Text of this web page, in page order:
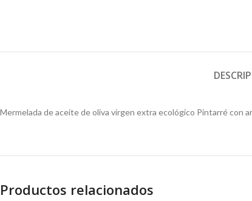
Mermelada de aceite de oliva virgen extra ecológico Pintarré con
Productos relacionados